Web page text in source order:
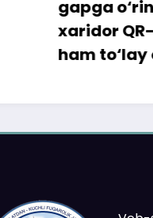
gapga o‘rin
xaridor QR-kod
ham to‘lay oladi